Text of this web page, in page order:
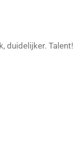
duidelijker. Talent!